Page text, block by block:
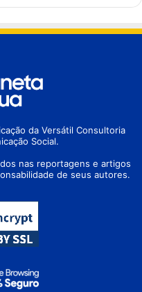
da Versátil Consultoria
Social.
nas reportagens e artigos
de seus autores.